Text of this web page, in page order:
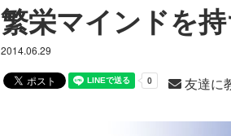
繁栄マインドを
2014.06.29
友達に